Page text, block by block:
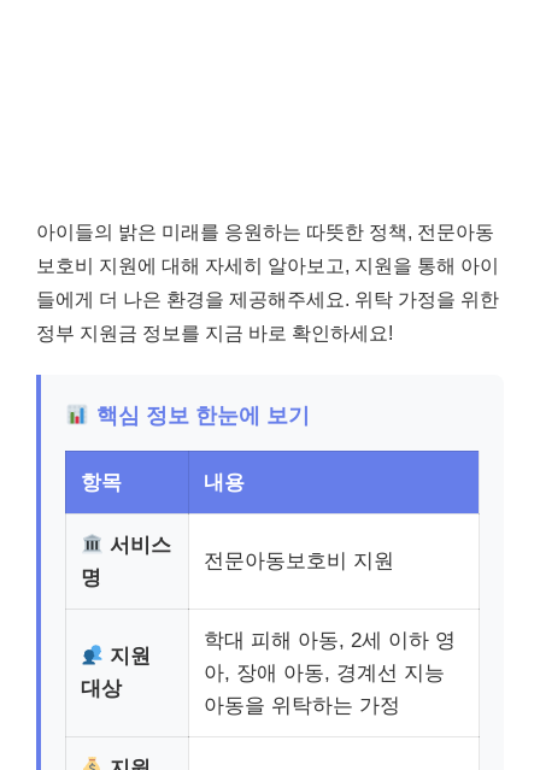
아이들의 밝은 미래를 응원하는 따뜻한 정책, 전문아동
보호비 지원에 대해 자세히 알아보고, 지원을 통해 아이
들에게 더 나은 환경을 제공해주세요. 위탁 가정을 위한
정부 지원금 정보를 지금 바로 확인하세요!
핵심 정보 한눈에 보기
항목 내용
서비스
명
전문아동보호비 지원
지원
대상
학대 피해 아동, 2세 이하 영
아, 장애 아동, 경계선 지능
아동을 위탁하는 가정